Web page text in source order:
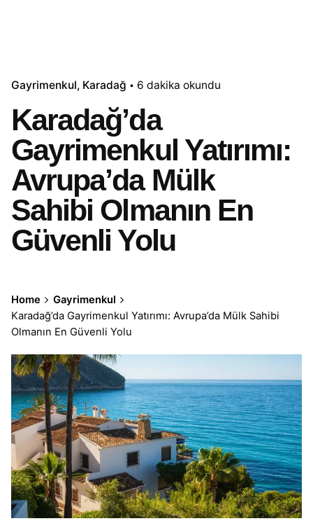
Gayrimenkul Karadağ 6 dakika okundu
Karadağ’da
Gayrimenkul Yatırımı:
Avrupa’da Mülk
Sahibi Olmanın En
Güvenli Yolu
Home
Gayrimenkul
Karadağ’da Gayrimenkul Yatırımı: Avrupa’da Mülk Sahibi
Olmanın En Güvenli Yolu